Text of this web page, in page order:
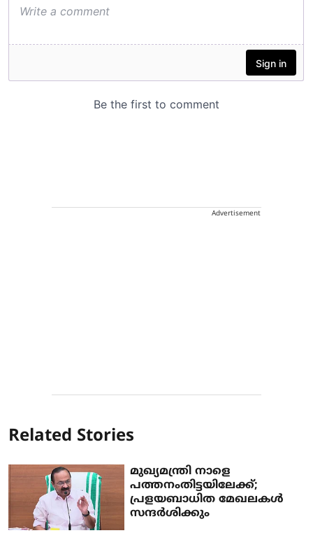
Advertisement
Related Stories
മുഖ്യമന്ത്രി നാളെ
പത്തനംതിട്ടയിലേക്ക്;
പ്രളയബാധിത മേഖലകള്‍
സന്ദര്‍ശിക്കും